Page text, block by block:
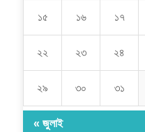
১৫ ১৬ ১৭
২২ ২৩ ২৪
২৯ ৩০ ৩১
« জুলাই